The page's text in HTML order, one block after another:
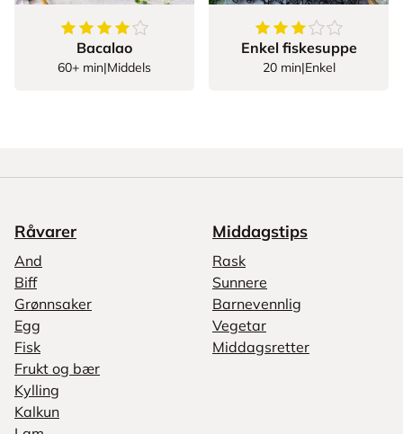
4.576923076923077
stjerner
Bacalao
60+ min|Middels
3.5av5stjerner
Enkel fiskesuppe
20 min|Enkel
Råvarer
And
Biff
Grønnsaker
Egg
Fisk
Frukt og bær
Kylling
Kalkun
Middagstips
Rask
Sunnere
Barnevennlig
Vegetar
Middagsretter